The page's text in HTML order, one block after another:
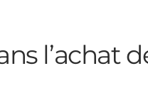
l’achat